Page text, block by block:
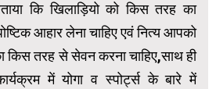
कि खिलाड़ियो को किस तरह का
आहार लेना चाहिए एवं नित्य आपको
किस तरह से सेवन करना चाहिए,साथ ही
में योगा व स्पोर्ट्स के बारे में